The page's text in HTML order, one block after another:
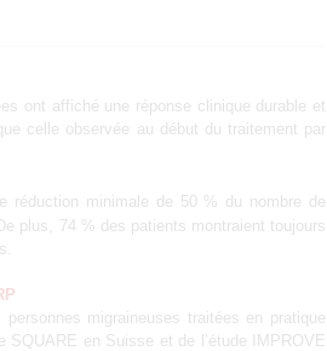
ont affiché une réponse clinique durable et
celle observée au début du traitement par
réduction minimale de 50 % du nombre de
plus, 74 % des patients montraient toujours
migraineuses traitées en pratique
SQUARE en Suisse et de l’étude IMPROVE